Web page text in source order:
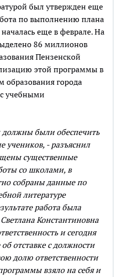
был утвержден еще
по выполнению плана
еще в феврале. На
86 миллионов
Пензенской
этой программы в
образования города
учебными
должны были обеспечить
учеников, - разъяснил
существенные
со школами, в
собраны данные по
литературе
работа была
Константиновна
и сегодня
отставке с должности
долю ответственности
взяло на себя и